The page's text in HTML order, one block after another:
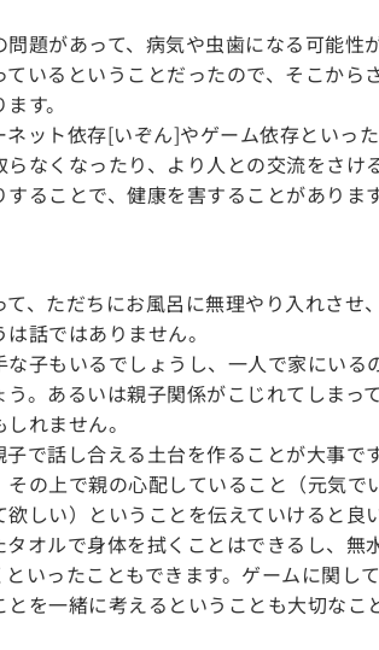
題があって、病気や虫歯になる可能性
いるということだったので、そこから
す。
ット依存[いぞん]やゲーム依存といっ
なくなったり、より人との交流をさけ
ることで、健康を害することがあります
、ただちにお風呂に無理やり入れさせ
話ではありません。
子もいるでしょうし、一人で家にいる
。あるいは親子関係がこじれてしまっ
れません。
で話し合える土台を作ることが大事で
の上で親の心配していること（元気で
しい）ということを伝えていけると良
オルで身体を拭くことはできるし、無
いったこともできます。ゲームに関し
を一緒に考えるということも大切なこ